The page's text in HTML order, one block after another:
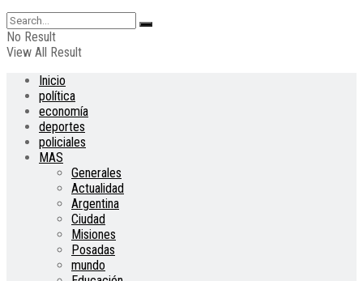
No Result
View All Result
Inicio
política
economía
deportes
policiales
MAS
Generales
Actualidad
Argentina
Ciudad
Misiones
Posadas
mundo